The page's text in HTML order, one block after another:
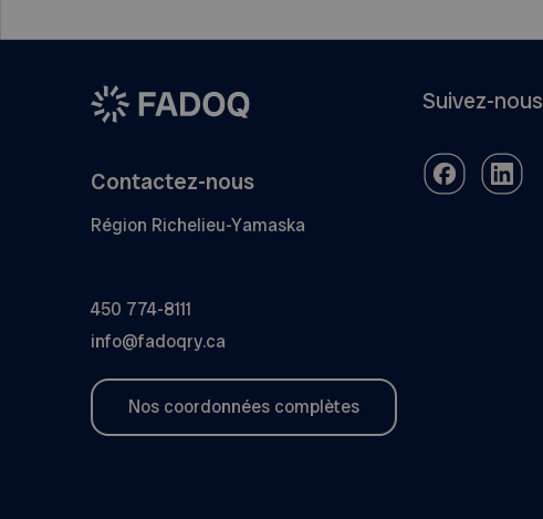
Contactez-nous
Région Richelieu-Yamaska
450 774-8111
info@fadoqry.ca
Nos coordonnées complètes
Suivez-nous